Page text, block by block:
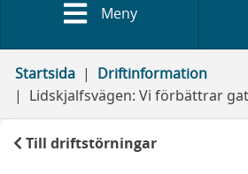
Meny
Startsida
Driftinformation
Lidskjalfsvägen: Vi förbättrar
Till driftstörningar